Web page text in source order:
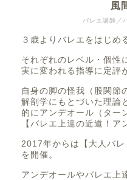
バレエ講師／
風
３歳よりバレエをはじめ
それぞれのレベル・個性
実に変われる指導に定評
自身の脚の怪我（股関節
解剖学にもとづいた理論
的にアンデオール（ター
【バレエ上達の近道！ア
2017年からは【大人バレ
を開催。
アンデオールやバレエ上